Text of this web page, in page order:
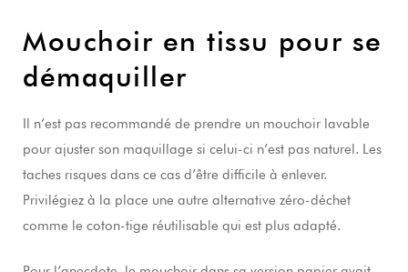
Mouchoir en tissu pour se
démaquiller
Il n’est pas recommandé de prendre un mouchoir lavable
pour ajuster son maquillage si celui-ci n’est pas naturel. Les
taches risques dans ce cas d’être difficile à enlever.
Privilégiez à la place une autre alternative zéro-déchet
comme le coton-tige réutilisable qui est plus adapté.